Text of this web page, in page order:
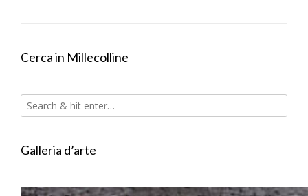
Cerca in Millecolline
Galleria d’arte